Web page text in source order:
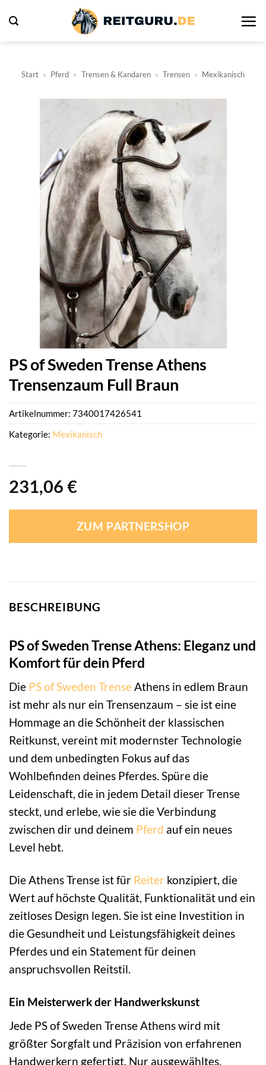
Inhalt
springen
Start » Pferd » Trensen & Kandaren » Trensen » Mexikanisch
PS of Sweden Trense Athens
Trensenzaum Full Braun
231,06 €
ZUM PARTNERSHOP
Artikelnummer: 7340017426541
Kategorie: Mexikanisch
BESCHREIBUNG
PS of Sweden Trense Athens: Eleganz und
Komfort für dein Pferd
Die PS of Sweden TrenseAthens in edlem Braun
ist mehr als nur ein Trensenzaum – sie ist eine
Hommage an die Schönheit der klassischen
Reitkunst, vereint mit modernster Technologie
und dem unbedingten Fokus auf das
Wohlbefinden deines Pferdes. Spüre die
Leidenschaft, die in jedem Detail dieser Trense
steckt, und erlebe, wie sie die Verbindung
zwischen dir und deinem Pferd auf ein neues
Level hebt.
Die Athens Trense ist für Reiter konzipiert, die
Wert auf höchste Qualität, Funktionalität und ein
zeitloses Design legen. Sie ist eine Investition in
die Gesundheit und Leistungsfähigkeit deines
Pferdes und ein Statement für deinen
anspruchsvollen Reitstil.
Ein Meisterwerk der Handwerkskunst
Jede PS of Sweden Trense Athens wird mit
größter Sorgfalt und Präzision von erfahrenen
Handwerkern gefertigt. Nur ausgewähltes,